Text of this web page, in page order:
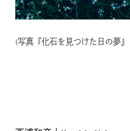
(写真 『化石を見つけた日の夢